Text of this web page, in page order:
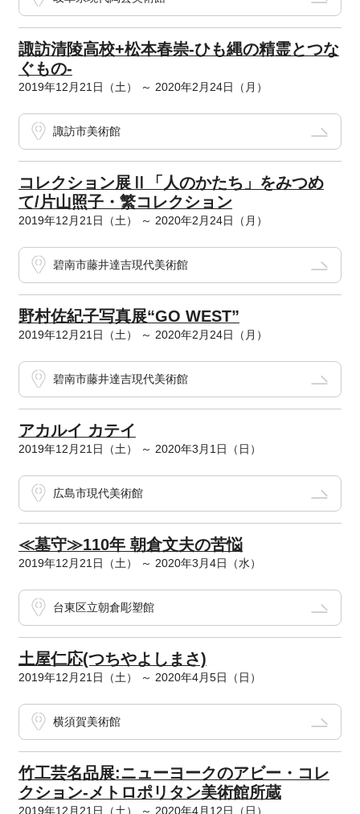
諏訪清陵高校+松本春崇-ひも縄の精霊とつな
ぐもの-
2019年12月21日（土） ～ 2020年2月24日（月）
諏訪市美術館
コレクション展Ⅱ「人のかたち」をみつめ
て/片山照子・繁コレクション
2019年12月21日（土） ～ 2020年2月24日（月）
碧南市藤井達吉現代美術館
野村佐紀子写真展“GO WEST”
2019年12月21日（土） ～ 2020年2月24日（月）
碧南市藤井達吉現代美術館
アカルイ カテイ
2019年12月21日（土） ～ 2020年3月1日（日）
広島市現代美術館
≪墓守≫110年 朝倉文夫の苦悩
2019年12月21日（土） ～ 2020年3月4日（水）
台東区立朝倉彫塑館
土屋仁応(つちやよしまさ)
2019年12月21日（土） ～ 2020年4月5日（日）
横須賀美術館
竹工芸名品展:ニューヨークのアビー・コレ
クション-メトロポリタン美術館所蔵
2019年12月21日（土） ～ 2020年4月12日（日）